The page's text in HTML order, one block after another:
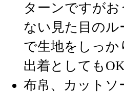
ターンですが
ない見た目の
で生地をしっ
出着としてもOK
布帛、カットソ